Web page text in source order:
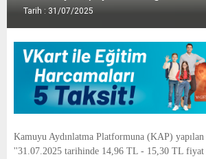
E
Tarih : 31/07/2025
Kamuyu Aydınlatma Platformuna (KAP) yapılan
''31.07.2025 tarihinde 14,96 TL - 15,30 TL fiyat